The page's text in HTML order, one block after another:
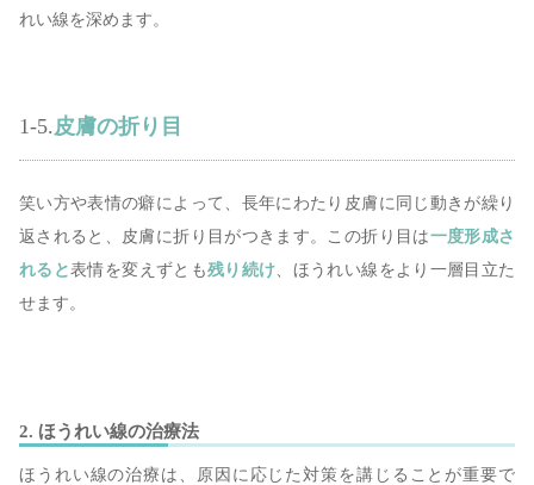
れい線を深めます。
1-5. 皮膚の折り目
笑い方や表情の癖によって、長年にわたり皮膚に同じ動きが繰り
返されると、皮膚に折り目がつきます。この折り目は一度形成さ
れると表情を変えずとも残り続け 、ほうれい線をより一層目立た
せます。
2. ほうれい線の治療法
ほうれい線の治療は、原因に応じた対策を講じることが重要で